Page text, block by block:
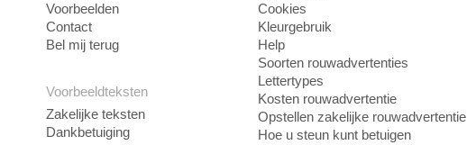
Voorbeelden
Contact
Bel mij terug
Voorbeeldteksten
Zakelijke teksten
Dankbetuiging
Cookies
Kleurgebruik
Help
Soorten rouwadvertenties
Lettertypes
Kosten rouwadvertentie
Opstellen zakelijke rouwadvertentie
Hoe u steun kunt betuigen